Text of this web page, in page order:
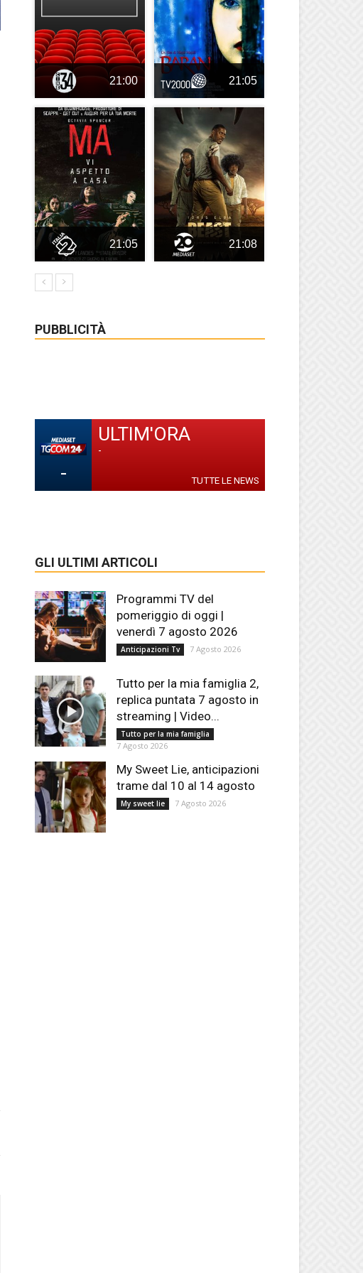
21:00 21:05
21:05 21:08
PUBBLICITÀ
-
ULTIM'ORA
-
TUTTE LE NEWS
GLI ULTIMI ARTICOLI
Programmi TV del
pomeriggio di oggi |
venerdì 7 agosto 2026
Anticipazioni Tv 7 Agosto 2026
Tutto per la mia famiglia 2,
replica puntata 7 agosto in
streaming | Video...
Tutto per la mia famiglia
7 Agosto 2026
My Sweet Lie, anticipazioni
trame dal 10 al 14 agosto
My sweet lie 7 Agosto 2026